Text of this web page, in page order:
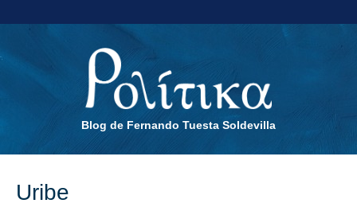
Blog de Fernando Tuesta Soldevilla
Uribe